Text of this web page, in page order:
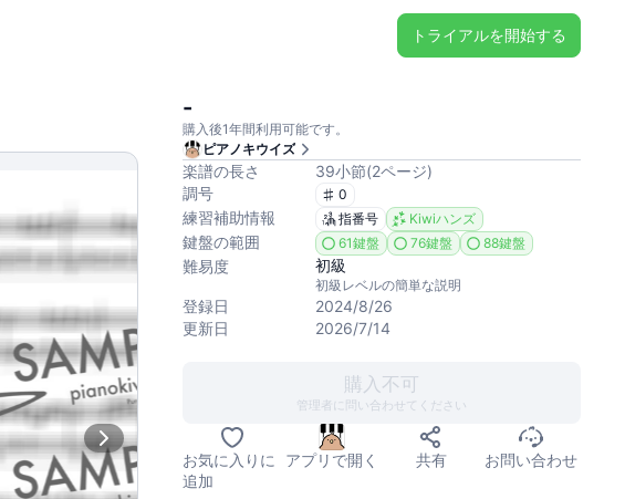
トライアルを開始する
-
購入後1年間利用可能です。
ピアノキウイズ
楽譜の長さ 39小節(2ページ)
調号
0
練習補助情報 指番号 Kiwiハンズ
鍵盤の範囲 61鍵盤 76鍵盤 88鍵盤
難易度 初級
初級レベルの簡単な説明
登録日
2024/8/26
更新日
2026/7/14
購入不可
管理者に問い合わせてください
お気に入りに
追加
アプリで開く 共有 お問い合わせ